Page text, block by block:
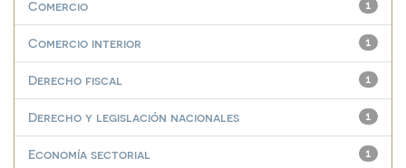
1
Comercio
1
Comercio interior
1
Derecho fiscal
1
Derecho y legislación nacionales
1
Economía sectorial